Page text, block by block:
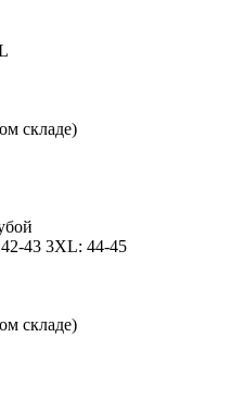
складе)
43 3XL: 44-45
складе)